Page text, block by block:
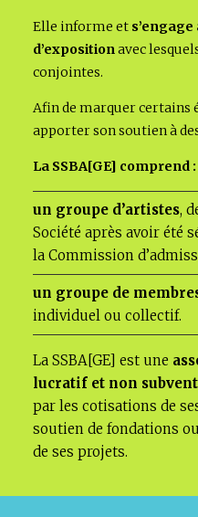
Elle informe et
d’expositionavec
conjointes.
Afin de marquer certains
apporter son soutien à
La SSBA[GE] comprend :
un groupe d’artistes,
Société après avoir été
la Commission
un groupe de
individuel ou collectif.
La SSBA[GE] est une
lucratif et non
par les cotisations de
soutien de fondations
de ses projets.